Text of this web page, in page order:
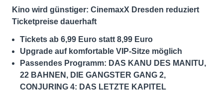
Kino wird günstiger: CinemaxX Dresden reduziert
Ticketpreise dauerhaft
Tickets ab 6,99 Euro statt 8,99 Euro
Upgrade auf komfortable VIP-Sitze möglich
Passendes Programm: DAS KANU DES MANITU,
22 BAHNEN, DIE GANGSTER GANG 2,
CONJURING 4: DAS LETZTE KAPITEL